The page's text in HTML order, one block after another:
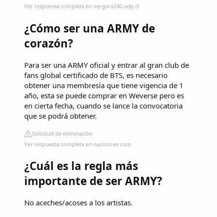
Ver respuesta completa en vergara240.udp.cl
¿Cómo ser una ARMY de
corazón?
Para ser una ARMY oficial y entrar al gran club de
fans global certificado de BTS, es necesario
obtener una membresía que tiene vigencia de 1
año, esta se puede comprar en Weverse pero es
en cierta fecha, cuando se lance la convocatoria
que se podrá obtener.
Solicitud de eliminación
Ver respuesta completa en nacionrex.com
¿Cuál es la regla más
importante de ser ARMY?
No aceches/acoses a los artistas.